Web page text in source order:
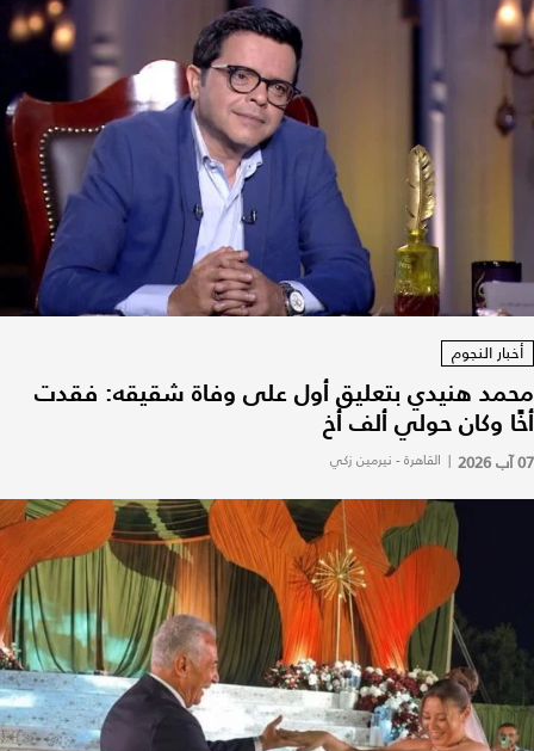
أخبار النجوم
محمد هنيدي بتعليق أول على وفاة شقيقه: فقدت
أخًا وكان حولي ألف أخ
07 آب 2026 | القاهرة - نيرمين زكي